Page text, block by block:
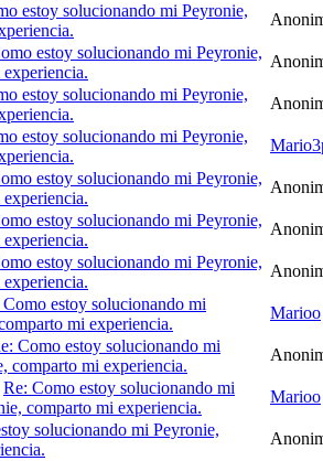
estoy solucionando mi Peyronie,
estoy solucionando mi Peyronie,
estoy solucionando mi Peyronie,
estoy solucionando mi Peyronie,
estoy solucionando mi Peyronie,
estoy solucionando mi Peyronie,
estoy solucionando mi Peyronie,
Como estoy solucionando mi
mi experiencia.
Marioo
Como estoy solucionando mi
comparto mi experiencia.
Re: Como estoy solucionando mi
comparto mi experiencia.
Marioo
solucionando mi Peyronie,